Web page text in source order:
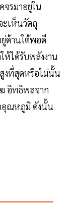
จรมาอยู่ใน
ะเห็นวัตถุ
ยู่ด้านใต้พอดี
ห้ได้รับพลังงาน
งที่สุดหรือไม่นั้น
อิทธิพลจาก
อุณหภูมิ ดังนั้น